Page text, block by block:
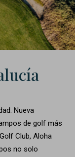
Nueva
de golf más
Club, Aloha
no solo